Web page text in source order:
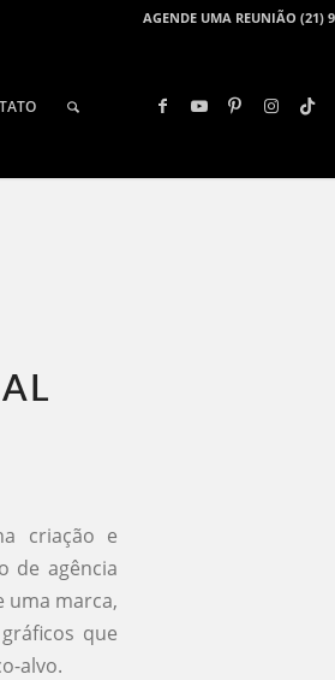
AGENDE UMA REUNIÃO (21)
criação e
de agência
uma marca,
que
alvo.